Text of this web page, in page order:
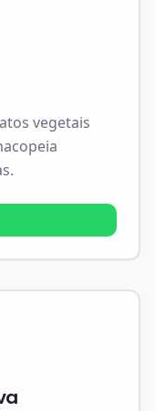
vegetais